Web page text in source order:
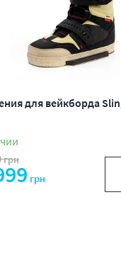
для вейкборда
грн
грн